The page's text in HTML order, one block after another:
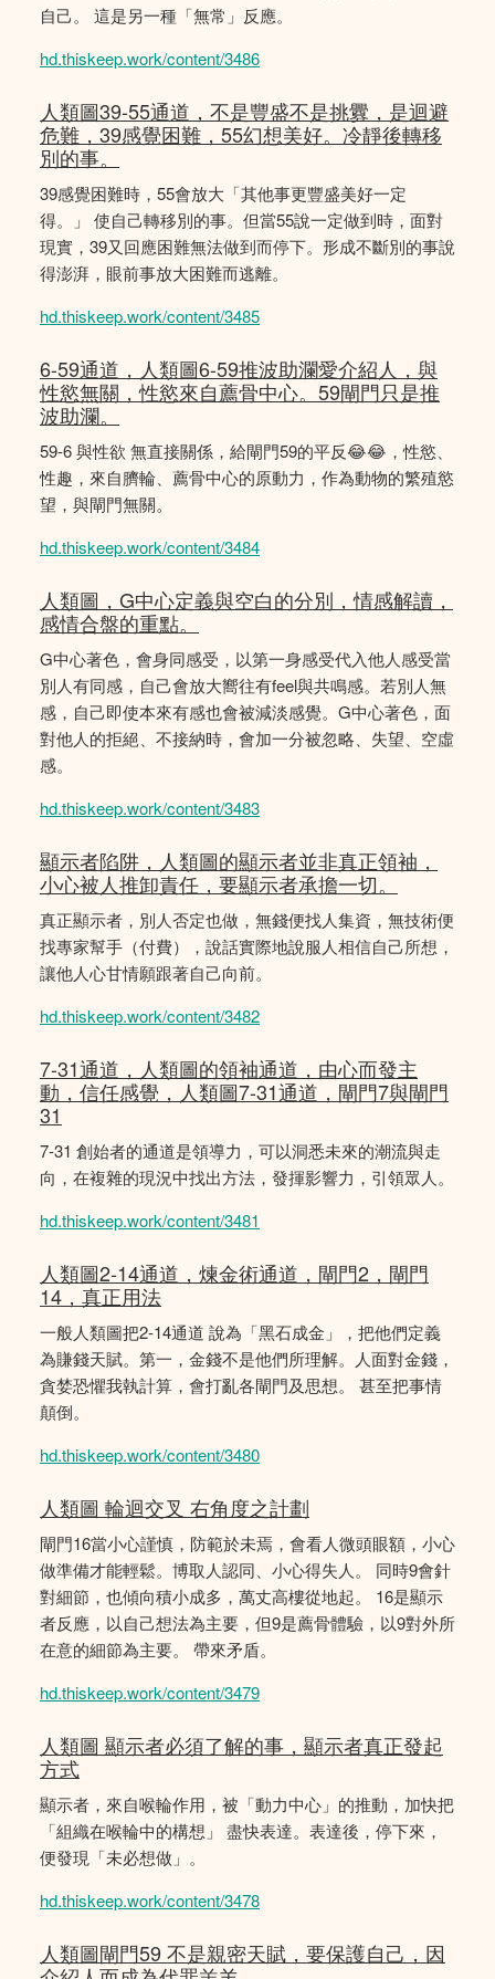
自己。 這是另一種「無常」反應。
hd.thiskeep.work/content/3486
人類圖39-55通道，不是豐盛不是挑釁，是迴避
危難，39感覺困難，55幻想美好。冷靜後轉移
別的事。
39感覺困難時，55會放大「其他事更豐盛美好一定
得。」 使自己轉移別的事。但當55說一定做到時，面對
現實，39又回應困難無法做到而停下。形成不斷別的事說
得澎湃，眼前事放大困難而逃離。
hd.thiskeep.work/content/3485
6-59通道，人類圖6-59推波助瀾愛介紹人，與
性慾無關，性慾來自薦骨中心。59閘門只是推
波助瀾。
59-6 與性欲 無直接關係，給閘門59的平反😂😂，性慾、
性趣，來自臍輪、薦骨中心的原動力，作為動物的繁殖慾
望，與閘門無關。
hd.thiskeep.work/content/3484
人類圖，G中心定義與空白的分別，情感解讀，
感情合盤的重點。
G中心著色，會身同感受，以第一身感受代入他人感受當
別人有同感，自己會放大嚮往有feel與共鳴感。若別人無
感，自己即使本來有感也會被減淡感覺。G中心著色，面
對他人的拒絕、不接納時，會加一分被忽略、失望、空虛
感。
hd.thiskeep.work/content/3483
顯示者陷阱，人類圖的顯示者並非真正領袖，
小心被人推卸責任，要顯示者承擔一切。
真正顯示者，別人否定也做，無錢便找人集資，無技術便
找專家幫手（付費），說話實際地說服人相信自己所想，
讓他人心甘情願跟著自己向前。
hd.thiskeep.work/content/3482
7-31通道，人類圖的領袖通道，由心而發主
動，信任感覺，人類圖7-31通道，閘門7與閘門
31
7-31 創始者的通道是領導力，可以洞悉未來的潮流與走
向，在複雜的現況中找出方法，發揮影響力，引領眾人。
hd.thiskeep.work/content/3481
人類圖2-14通道，煉金術通道，閘門2，閘門
14，真正用法
一般人類圖把2-14通道 說為「黑石成金」，把他們定義
為賺錢天賦。第一，金錢不是他們所理解。人面對金錢，
貪婪恐懼我執計算，會打亂各閘門及思想。 甚至把事情
顛倒。
hd.thiskeep.work/content/3480
人類圖 輪迴交叉 右角度之計劃
閘門16當小心謹慎，防範於未焉，會看人微頭眼額，小心
做準備才能輕鬆。博取人認同、小心得失人。 同時9會針
對細節，也傾向積小成多，萬丈高樓從地起。 16是顯示
者反應，以自己想法為主要，但9是薦骨體驗，以9對外所
在意的細節為主要。 帶來矛盾。
hd.thiskeep.work/content/3479
人類圖 顯示者必須了解的事，顯示者真正發起
方式
顯示者，來自喉輪作用，被「動力中心」的推動，加快把
「組織在喉輪中的構想」 盡快表達。表達後，停下來，
便發現「未必想做」。
hd.thiskeep.work/content/3478
人類圖閘門59 不是親密天賦，要保護自己，因